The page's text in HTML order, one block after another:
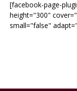
[facebook-page-
height="300"
small="false"